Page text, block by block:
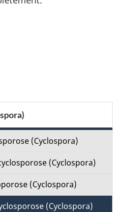
(Cyclospora)
(Cyclospora)
(Cyclospora)
(Cyclospora)